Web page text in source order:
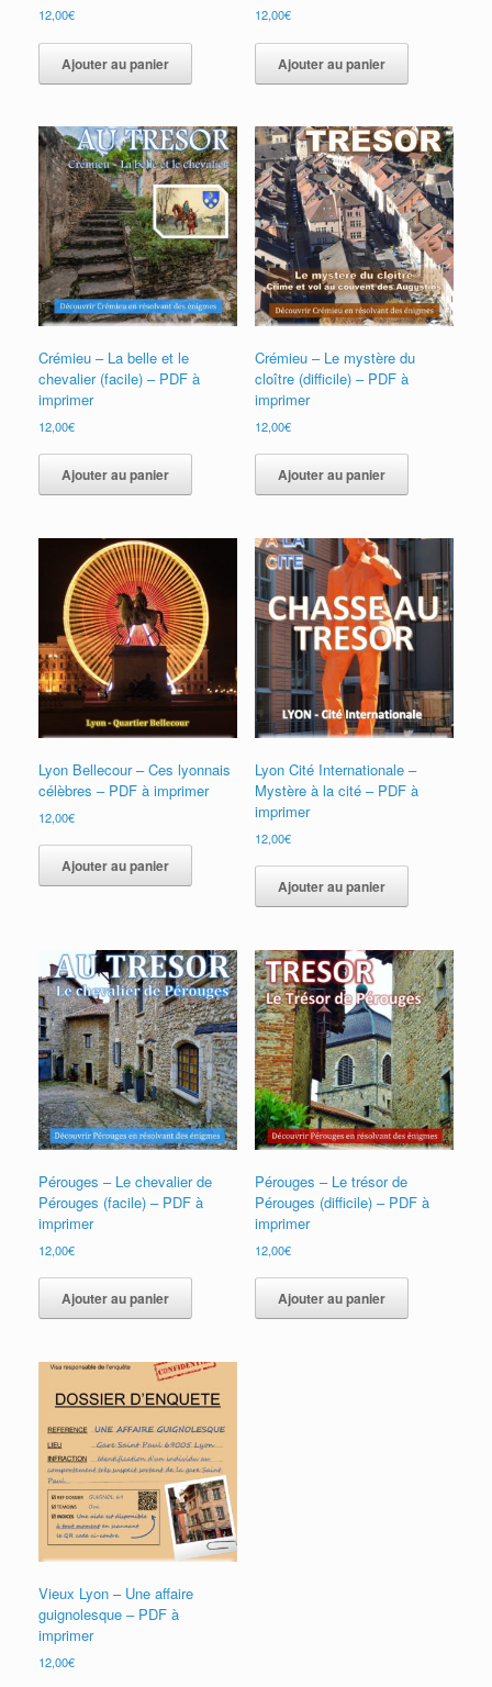
12,00€
Ajouter au panier
12,00€
Ajouter au panier
Crémieu – La belle et le
chevalier (facile) – PDF à
imprimer
12,00€
Ajouter au panier
Crémieu – Le mystère du
cloître (difficile) – PDF à
imprimer
12,00€
Ajouter au panier
Lyon Bellecour – Ces lyonnais
célèbres – PDF à imprimer
12,00€
Ajouter au panier
Lyon Cité Internationale –
Mystère à la cité – PDF à
imprimer
12,00€
Ajouter au panier
Pérouges – Le chevalier de
Pérouges (facile) – PDF à
imprimer
12,00€
Ajouter au panier
Pérouges – Le trésor de
Pérouges (difficile) – PDF à
imprimer
12,00€
Ajouter au panier
Vieux Lyon – Une affaire
guignolesque – PDF à
imprimer
12,00€